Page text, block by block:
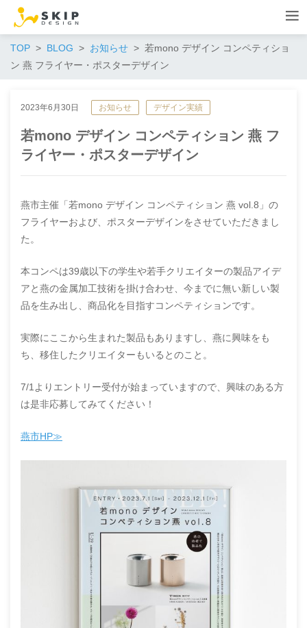
TOP BLOG お知らせ
若mono デザイン コンペティショ
ン 燕 フライヤー・ポスターデザイン
2023年6月30日 お知らせ デザイン実績
若mono デザイン コンペティション 燕 フ
ライヤー・ポスターデザイン
燕市主催「若mono デザイン コンペティション 燕 vol.8」の
フライヤーおよび、ポスターデザインをさせていただきまし
た。
本コンペは39歳以下の学生や若手クリエイターの製品アイデ
アと燕の金属加工技術を掛け合わせ、今までに無い新しい製
品を生み出し、商品化を目指すコンペティションです。
実際にここから生まれた製品もありますし、燕に興味をも
ち、移住したクリエイターもいるとのこと。
7/1よりエントリー受付が始まっていますので、興味のある方
は是非応募してみてください！
燕市HP≫